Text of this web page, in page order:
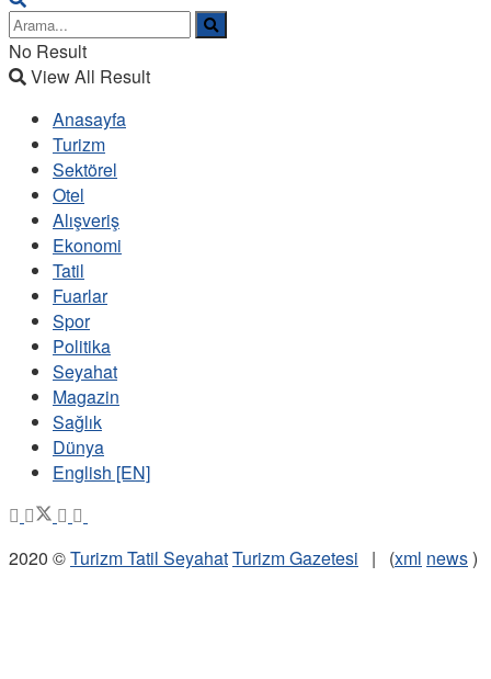
No Result
View All Result
Anasayfa
Turizm
Sektörel
Otel
Alışveriş
Ekonomi
Tatil
Fuarlar
Spor
Politika
Seyahat
Magazin
Sağlık
Dünya
English [EN]
2020 ©Turizm Tatil SeyahatTurizm Gazetesi | (xml news)